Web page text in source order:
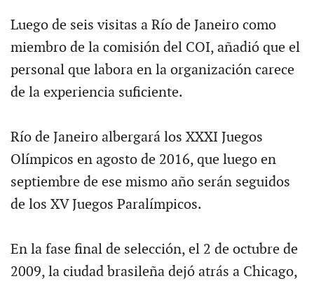
Luego de seis visitas a Río de Janeiro como
miembro de la comisión del COI, añadió que el
personal que labora en la organización carece
de la experiencia suficiente.
Río de Janeiro albergará los XXXI Juegos
Olímpicos en agosto de 2016, que luego en
septiembre de ese mismo año serán seguidos
de los XV Juegos Paralímpicos.
En la fase final de selección, el 2 de octubre de
2009, la ciudad brasileña dejó atrás a Chicago,